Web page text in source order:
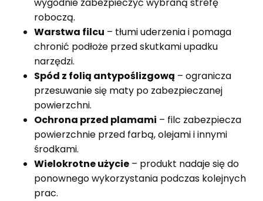
roboczą.
Warstwa filcu – tłumi uderzenia i pomaga
chronić podłoże przed skutkami upadku
narzędzi.
Spód z folią antypoślizgową – ogranicza
przesuwanie się maty po zabezpieczanej
powierzchni.
Ochrona przed plamami – filc zabezpiecza
powierzchnie przed farbą, olejami i innymi
środkami.
Wielokrotne użycie – produkt nadaje się do
ponownego wykorzystania podczas kolejnych
prac.